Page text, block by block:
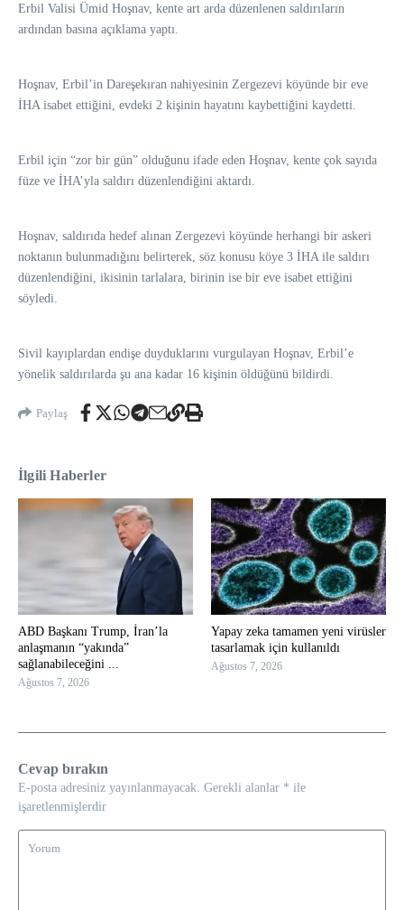
Erbil Valisi Ümid Hoşnav, kente art arda düzenlenen saldırıların
ardından basına açıklama yaptı.
Hoşnav, Erbil’in Dareşekıran nahiyesinin Zergezevi köyünde bir eve
İHA isabet ettiğini, evdeki 2 kişinin hayatını kaybettiğini kaydetti.
Erbil için “zor bir gün” olduğunu ifade eden Hoşnav, kente çok sayıda
füze ve İHA’yla saldırı düzenlendiğini aktardı.
Hoşnav, saldırıda hedef alınan Zergezevi köyünde herhangi bir askeri
noktanın bulunmadığını belirterek, söz konusu köye 3 İHA ile saldırı
düzenlendiğini, ikisinin tarlalara, birinin ise bir eve isabet ettiğini
söyledi.
Sivil kayıplardan endişe duyduklarını vurgulayan Hoşnav, Erbil’e
yönelik saldırılarda şu ana kadar 16 kişinin öldüğünü bildirdi.
Paylaş
İlgili Haberler
ABD Başkanı Trump, İran’la
anlaşmanın “yakında”
sağlanabileceğini ...
Ağustos 7, 2026
Yapay zeka tamamen yeni virüsler
tasarlamak için kullanıldı
Ağustos 7, 2026
Cevap bırakın
E-posta adresiniz yayınlanmayacak. Gerekli alanlar * ile
işaretlenmişlerdir